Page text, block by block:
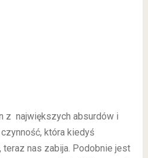
z największych absurdów i
która kiedyś
teraz nas zabija. Podobnie jest